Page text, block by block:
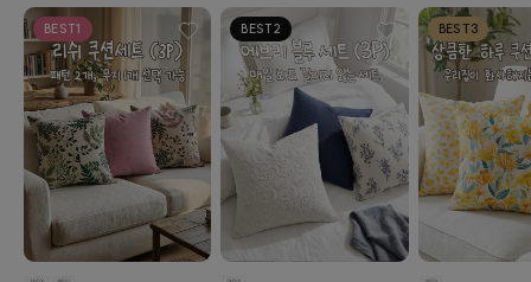
BEST1 BEST2 BEST3